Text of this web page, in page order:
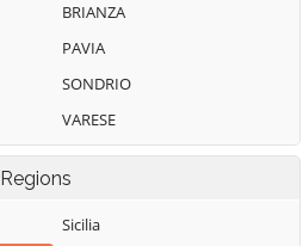
Pozzolengo
Pralboino
Preseglie
Prevalle
Provaglio d'Iseo
Sabbia
BRIANZA
PAVIA
SONDRIO
VARESE
Regions
Sicilia